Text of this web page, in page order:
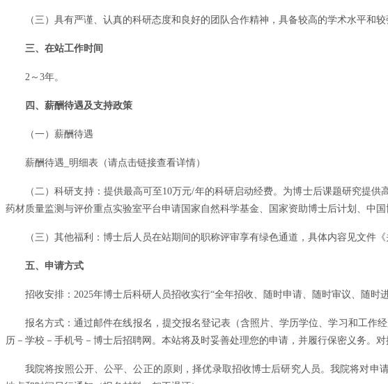
（三）具有严谨、认真的科研态度和良好的团队合作精神，具备较高的学术水平和
三、在站工作时间
2～3年。
四、薪酬待遇及支持政策
（一）薪酬待遇
薪酬待遇_明细表（请点击链接查看详情）
（二）科研支持：提供最高可至10万元/年的科研启动经费。为博士后课题研究提
药材质量监测与评价重点实验室平台申请国家自然科学基金、国家资助博士后计划、中国
（三）其他福利：博士后人员在站期间的职称评审享有绿色通道，具体内容见文件
五、申请方式
招收安排：2025年博士后科研人员招收实行“全年招收、随时申请、随时审议、随时进
报名方式：通过邮件在线报名，提交报名登记表（含照片、学历学位、学习和工作
历－学校－手机号－博士后招聘网。本站将及时妥善处理您的申请，并履行保密义务。
我院将按照公开、公平、公正的原则，择优录取招收博士后研究人员。我院将对申